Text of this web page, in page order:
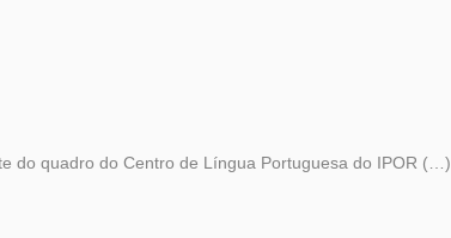
do quadro do Centro de Língua Portuguesa do IPOR (…)